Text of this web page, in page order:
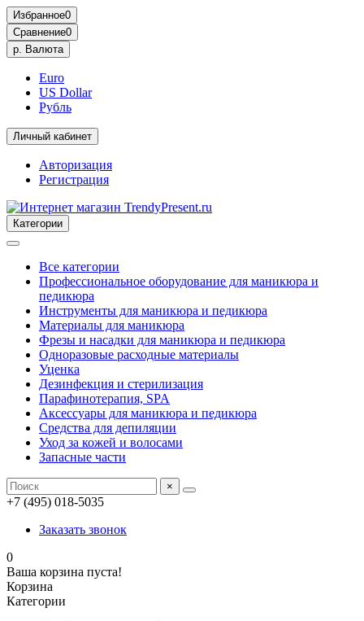
Избранное0
Сравнение0
р. Валюта
Euro
US Dollar
Рубль
Личный кабинет
Авторизация
Регистрация
Категории
Все категории
Профессиональное оборудование для маникюра и
педикюра
Инструменты для маникюра и педикюра
Материалы для маникюра
Фрезы и насадки для маникюра и педикюра
Одноразовые расходные материалы
Уценка
Дезинфекция и стерилизация
Парафинотерапия, SPA
Аксессуары для маникюра и педикюра
Средства для депиляции
Уход за кожей и волосами
Запасные части
×
+7 (495) 018-5035
Заказать звонок
0
Ваша корзина пуста!
Корзина
Категории